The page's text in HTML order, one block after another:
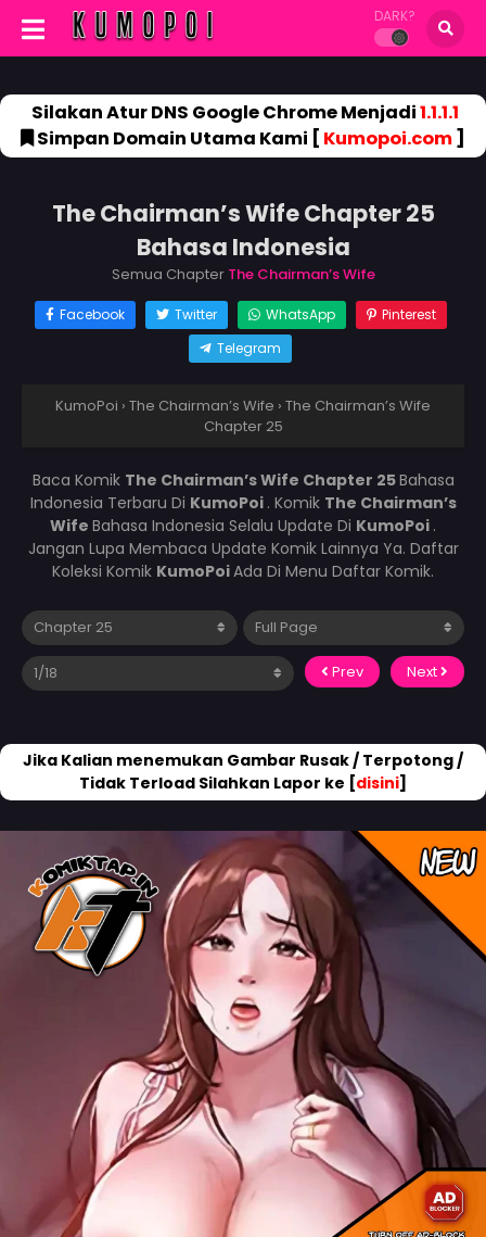
DARK?
Silakan Atur DNS Google Chrome Menjadi1.1.1.1
Simpan Domain Utama Kami [ Kumopoi.com]
The Chairman’s Wife Chapter 25
Bahasa Indonesia
Semua Chapter The Chairman’s Wife
Facebook Twitter WhatsApp
Pinterest
Telegram
KumoPoi › The Chairman’s Wife › The Chairman’s Wife
Chapter 25
Baca Komik The Chairman’s Wife Chapter 25Bahasa
Indonesia Terbaru Di KumoPoi . Komik The Chairman’s
Wife Bahasa Indonesia Selalu Update Di KumoPoi .
Jangan Lupa Membaca Update Komik Lainnya Ya. Daftar
Koleksi Komik KumoPoiAda Di Menu Daftar Komik.
Prev Next
Jika Kalian menemukan Gambar Rusak / Terpotong /
Tidak Terload Silahkan Lapor ke [disini]